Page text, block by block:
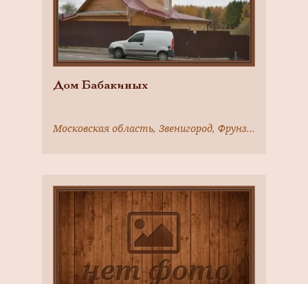
Дом Бабакиных
Московская область, Звенигород, Фрунзе ул., 4